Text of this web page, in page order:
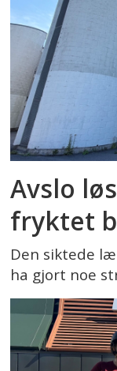
Avslo
fryktet
Den siktede
ha gjort noe